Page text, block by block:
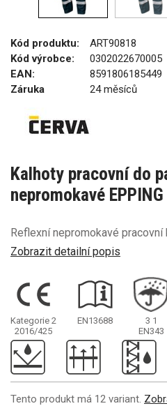
Kód produktu:
ART90818
Kód výrobce:
0302022670005
EAN:
8591806185449
Záruka
24 měsíců
Kalhoty pracovní do
nepromokavé EPPING
Reflexní nepromokavé pracovní
Zobrazit detailní popis
Kategorie 2
2016/425
EN13688 3 1
EN343
Tento produkt má 12 variant.